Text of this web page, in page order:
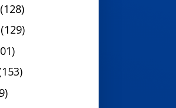
(128)
(129)